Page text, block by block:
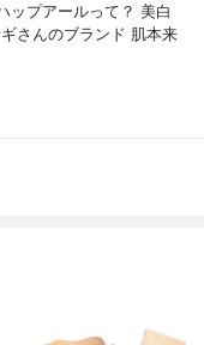
ップアールって？ 美白
さんのブランド 肌本来